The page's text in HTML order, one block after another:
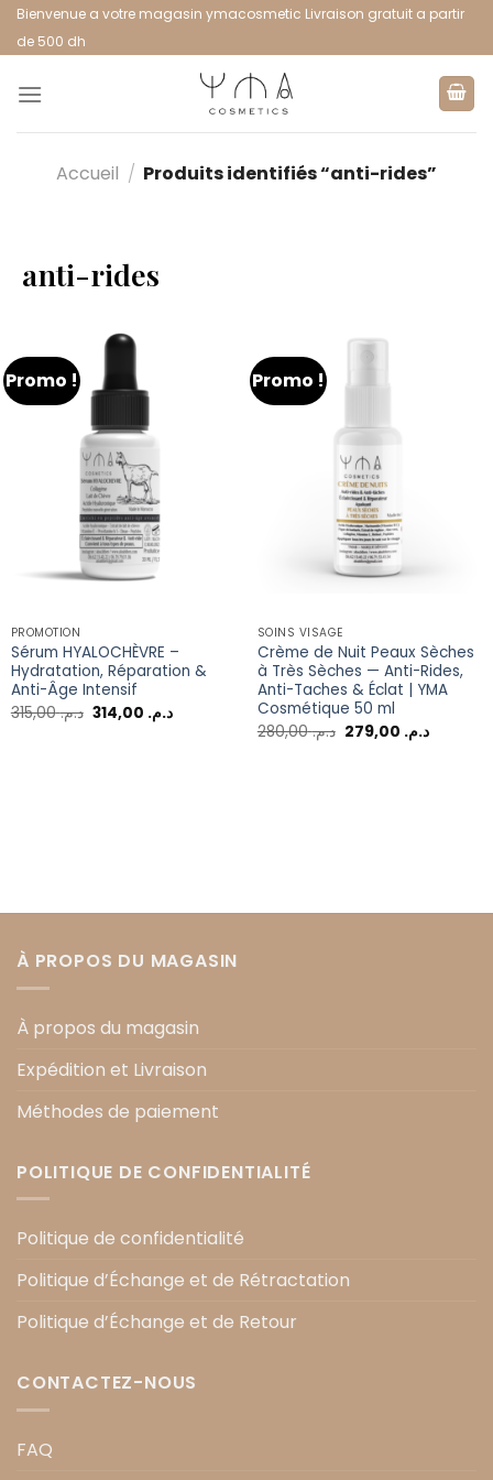
Bienvenue a votre magasin ymacosmetic Livraison gratuit a partir
de 500 dh
Accueil / Produits identifiés “anti-rides”
anti-rides
Promo !
PROMOTION
Sérum HYALOCHÈVRE –
Hydratation, Réparation &
Anti-Âge Intensif
د.م.315,00 د.م.
Promo !
SOINS VISAGE
Crème de Nuit Peaux Sèches
à Très Sèches — Anti-Rides,
Anti-Taches & Éclat | YMA
Cosmétique 50 ml
د.م.280,00 د.م.
À PROPOS DU MAGASIN
À propos du magasin
Expédition et Livraison
Méthodes de paiement
POLITIQUE DE CONFIDENTIALITÉ
Politique de confidentialité
Politique d’Échange et de Rétractation
Politique d’Échange et de Retour
CONTACTEZ-NOUS
FAQ